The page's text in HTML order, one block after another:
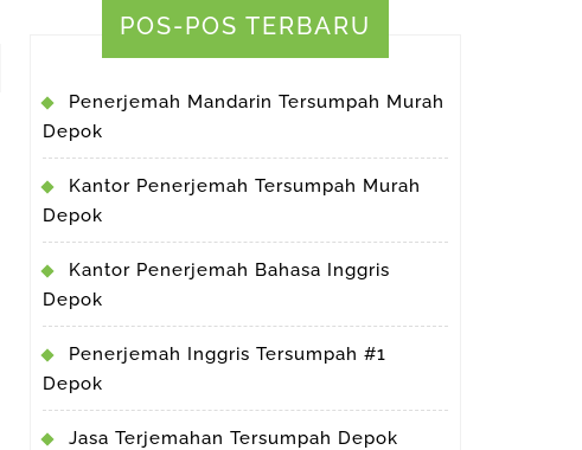
POS-POS TERBARU
Penerjemah Mandarin Tersumpah Murah
Depok
Kantor Penerjemah Tersumpah Murah
Depok
Kantor Penerjemah Bahasa Inggris
Depok
Penerjemah Inggris Tersumpah #1
Depok
Jasa Terjemahan Tersumpah Depok